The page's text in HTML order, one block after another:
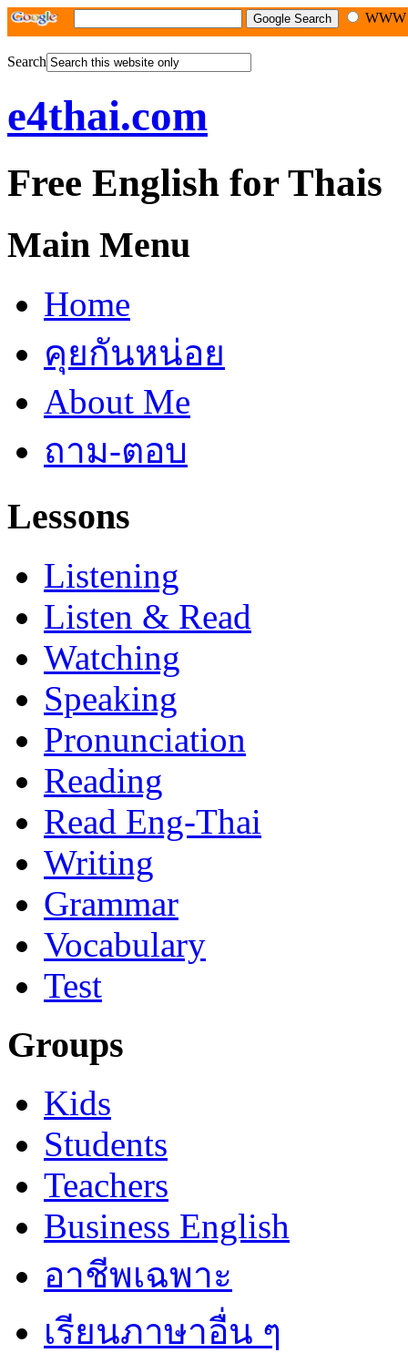
Search
e4thai.com
Free English for Thais
Main Menu
Home
คุยกันหน่อย
About Me
ถาม-ตอบ
Lessons
Listening
Listen & Read
Watching
Speaking
Pronunciation
Reading
Read Eng-Thai
Writing
Grammar
Vocabulary
Test
Groups
Kids
Students
Teachers
Business English
อาชีพเฉพาะ
เรียนภาษาอื่น ๆ